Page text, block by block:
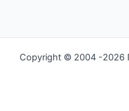
Copyright © 2004 -2026